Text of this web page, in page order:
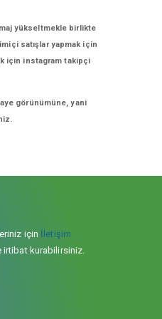
yükseltmekle birlikte
satışlar yapmak için
için instagram takipçi
görünümüne, yani
için İletişim
irtibat kurabilirsiniz.